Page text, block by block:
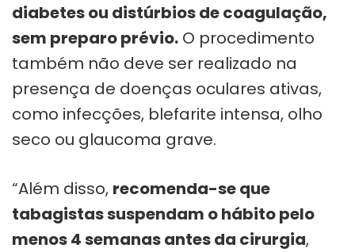
diabetes ou distúrbios de coagulação,
sem preparo prévio. O procedimento
também não deve ser realizado na
presença de doenças oculares ativas,
como infecções, blefarite intensa, olho
seco ou glaucoma grave.
“Além disso, recomenda-se que
tabagistas suspendam o hábito pelo
menos 4 semanas antes da cirurgia,